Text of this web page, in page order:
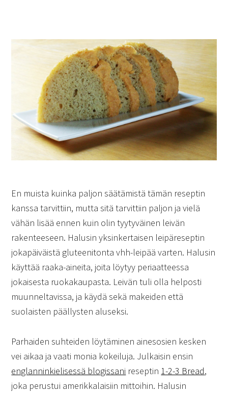
En muista kuinka paljon säätämistä tämän reseptin
kanssa tarvittiin, mutta sitä tarvittiin paljon ja vielä
vähän lisää ennen kuin olin tyytyväinen leivän
rakenteeseen. Halusin yksinkertaisen leipäreseptin
jokapäiväistä gluteenitonta vhh-leipää varten. Halusin
käyttää raaka-aineita, joita löytyy periaatteessa
jokaisesta ruokakaupasta. Leivän tuli olla helposti
muunneltavissa, ja käydä sekä makeiden että
suolaisten päällysten aluseksi.
Parhaiden suhteiden löytäminen ainesosien kesken
vei aikaa ja vaati monia kokeiluja. Julkaisin ensin
englanninkielisessä blogissani reseptin 1-2-3 Bread,
joka perustui amerikkalaisiin mittoihin. Halusin